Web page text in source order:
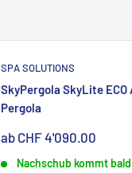
SPA SOLUTIONS
SkyPergola SkyLite ECO
Pergola
Sonderpreis
ab CHF 4'090.00
Nachschub kommt bald